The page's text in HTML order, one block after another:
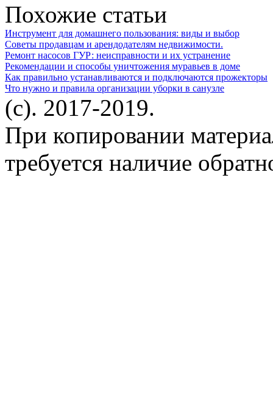
Похожие статьи
Инструмент для домашнего пользования: виды и выбор
Советы продавцам и арендодателям недвижимости.
Ремонт насосов ГУР: неисправности и их устранение
Рекомендации и способы уничтожения муравьев в доме
Как правильно устанавливаются и подключаются прожекторы
Что нужно и правила организации уборки в санузле
(c). 2017-2019.
При копировании
требуется наличие